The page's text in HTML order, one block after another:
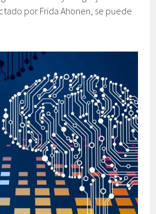
por Frida Ahonen, se puede